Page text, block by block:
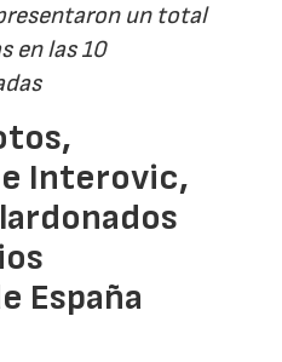
un total
en las 10
Interovic,
España